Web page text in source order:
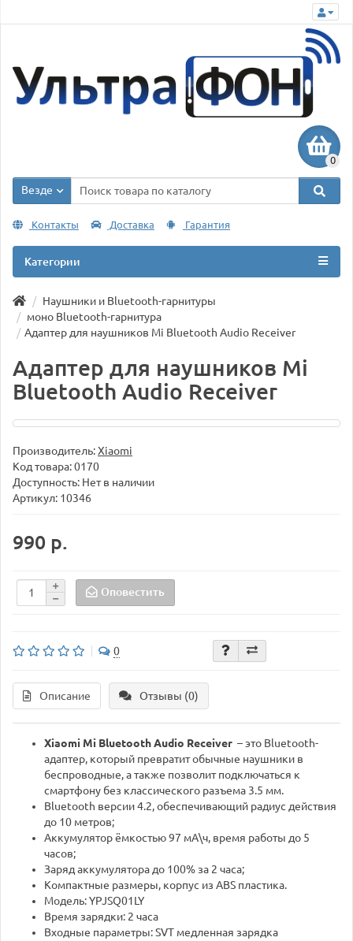
0
Везде
Контакты Доставка Гарантия
Категории
Наушники и Bluetooth-гарнитуры
моно Bluetooth-гарнитура
Адаптер для наушников Mi Bluetooth Audio Receiver
Адаптер для наушников Mi
Bluetooth Audio Receiver
Производитель:Xiaomi
Код товара:0170
Доступность: Нет в наличии
Артикул: 10346
990 р.
Оповестить
0
Описание Отзывы (0)
Xiaomi Mi Bluetooth Audio Receiver – это Bluetooth-
адаптер, который превратит обычные наушники в
беспроводные, а также позволит подключаться к
смартфону без классического разъема 3.5 мм.
Bluetooth версии 4.2, обеспечивающий радиус действия
до 10 метров;
Аккумулятор ёмкостью 97 мА\ч, время работы до 5
часов;
Заряд аккумулятора до 100% за 2 часа;
Компактные размеры, корпус из ABS пластика.
Модель: YPJSQ01LY
Время зарядки: 2 часа
Входные параметры: SVT медленная зарядка